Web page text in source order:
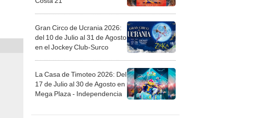
Gran Circo de Ucrania 2026:
del 10 de Julio al 31 de Agosto
en el Jockey Club-Surco
La Casa de Timoteo 2026: Del
17 de Julio al 30 de Agosto en
Mega Plaza - Independencia